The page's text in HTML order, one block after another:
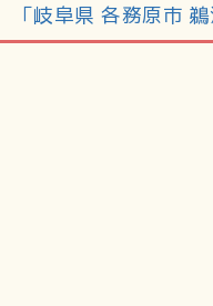
「岐阜県 各務原市